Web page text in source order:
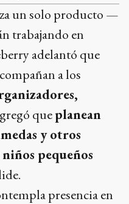
un solo producto —
trabajando en
adelantó que
a los
queplanean
y otros
pequeños
presencia en